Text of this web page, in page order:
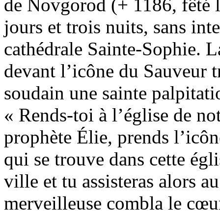
de Novgorod (+ 1186, fêté
jours et trois nuits, sans
cathédrale Sainte-Sophie.
devant l’icône du
soudain une sainte
« Rends-toi à l’église de
prophète Élie, prends
qui se trouve dans cette
ville et tu assisteras alors
merveilleuse combla le